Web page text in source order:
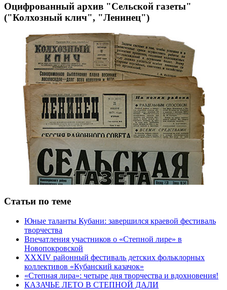
Оцифрованный архив "Сельской газеты"
("Колхозный клич", "Ленинец")
Статьи по теме
Юные таланты Кубани: завершился краевой фестиваль
творчества
Впечатления участников о «Степной лире» в
Новопокровской
XXXIV районный фестиваль детских фольклорных
коллективов «Кубанский казачок»
«Степная лира»: четыре дня творчества и вдохновения!
КАЗАЧЬЕ ЛЕТО В СТЕПНОЙ ДАЛИ